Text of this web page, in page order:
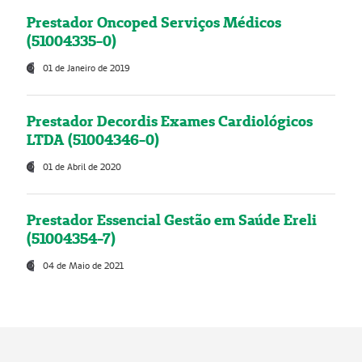
Prestador Oncoped Serviços Médicos
(51004335-0)
01 de Janeiro de 2019
Prestador Decordis Exames Cardiológicos
LTDA (51004346-0)
01 de Abril de 2020
Prestador Essencial Gestão em Saúde Ereli
(51004354-7)
04 de Maio de 2021